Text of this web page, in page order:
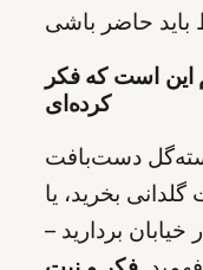
است که فکر
کرده‌ای
دست‌بافت
بخرید، یا
بردارید –